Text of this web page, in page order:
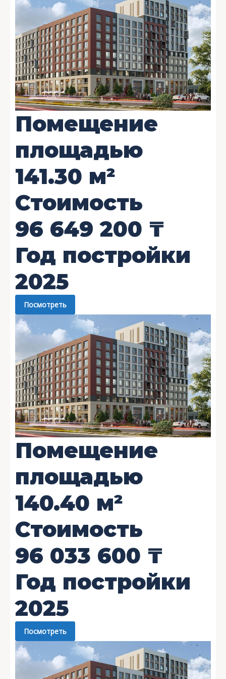
Помещение
площадью
141.30 м²
Стоимость
96 649 200 ₸
Год постройки
2025
Посмотреть
Помещение
площадью
140.40 м²
Стоимость
96 033 600 ₸
Год постройки
2025
Посмотреть